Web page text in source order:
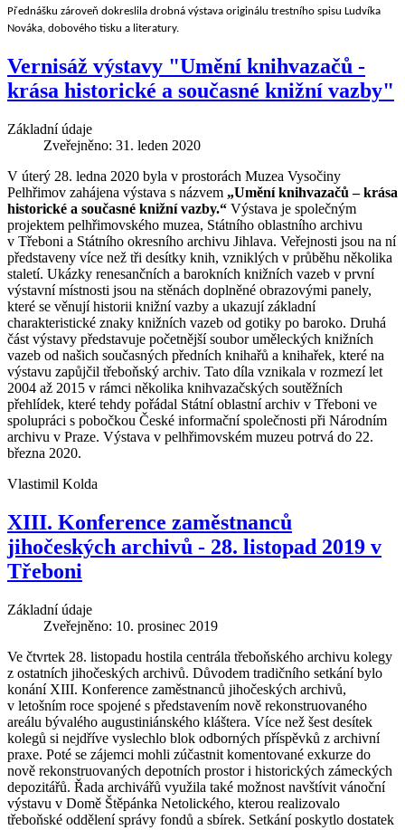
Přednášku zároveň dokreslila drobná výstava originálu trestního spisu Ludvíka
Nováka, dobového tisku a literatury.
Vernisáž výstavy "Umění knihvazačů -
krása historické a současné knižní vazby"
Základní údaje
Zveřejněno: 31. leden 2020
V úterý 28. ledna 2020 byla v prostorách Muzea Vysočiny
Pelhřimov zahájena výstava s názvem „Umění knihvazačů – krása
historické a současné knižní vazby.“ Výstava je společným
projektem pelhřimovského muzea, Státního oblastního archivu
v Třeboni a Státního okresního archivu Jihlava. Veřejnosti jsou na ní
představeny více než tři desítky knih, vzniklých v průběhu několika
staletí. Ukázky renesančních a barokních knižních vazeb v první
výstavní místnosti jsou na stěnách doplněné obrazovými panely,
které se věnují historii knižní vazby a ukazují základní
charakteristické znaky knižních vazeb od gotiky po baroko. Druhá
část výstavy představuje početnější soubor uměleckých knižních
vazeb od našich současných předních knihařů a knihařek, které na
výstavu zapůjčil třeboňský archiv. Tato díla vznikala v rozmezí let
2004 až 2015 v rámci několika knihvazačských soutěžních
přehlídek, které tehdy pořádal Státní oblastní archiv v Třeboni ve
spolupráci s pobočkou České informační společnosti při Národním
archivu v Praze. Výstava v pelhřimovském muzeu potrvá do 22.
března 2020.
Vlastimil Kolda
XIII. Konference zaměstnanců
jihočeských archivů - 28. listopad 2019 v
Třeboni
Základní údaje
Zveřejněno: 10. prosinec 2019
Ve čtvrtek 28. listopadu hostila centrála třeboňského archivu kolegy
z ostatních jihočeských archivů. Důvodem tradičního setkání bylo
konání XIII. Konference zaměstnanců jihočeských archivů,
v letošním roce spojené s představením nově rekonstruovaného
areálu bývalého augustiniánského kláštera. Více než šest desítek
kolegů si nejdříve vyslechlo blok odborných příspěvků z archivní
praxe. Poté se zájemci mohli zúčastnit komentované exkurze do
nově rekonstruovaných depotních prostor i historických zámeckých
depozitářů. Řada archivářů využila také možnost navštívit vánoční
výstavu v Domě Štěpánka Netolického, kterou realizovalo
třeboňské oddělení správy fondů a sbírek. Setkání poskytlo dostatek